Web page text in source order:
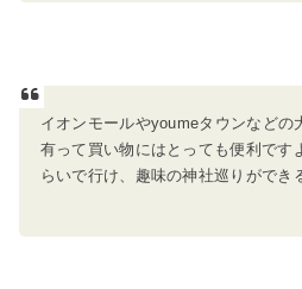
イオンモールやyoumeタウンなどの
有って買い物にはとっても便利です
らいで行け、趣味の神社巡りができ